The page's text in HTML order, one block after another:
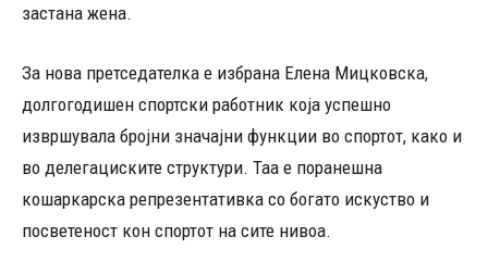
застана жена.
За нова претседателка е избрана Елена Мицковска,
долгогодишен спортски работник која успешно
извршувала бројни значајни функции во спортот, како и
во делегациските структури. Таа е поранешна
кошаркарска репрезентативка со богато искуство и
посветеност кон спортот на сите нивоа.